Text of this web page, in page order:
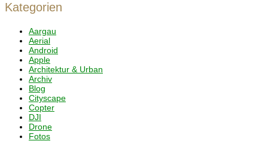
Kategorien
Aargau
Aerial
Android
Apple
Architektur & Urban
Archiv
Blog
Cityscape
Copter
DJI
Drone
Fotos